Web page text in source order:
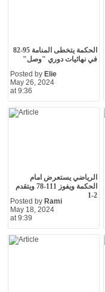
الحكمة يتخطى المنامة 95-82
في نهائيات دوري "وصل"
Posted by Elie
May 26, 2024
at 9:36
الرياضي يستعرض امام
الحكمة ويفوز 111-78 ويتقدم
2-1
Posted by Rami
May 18, 2024
at 9:39